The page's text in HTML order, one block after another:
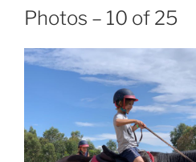
Photos – 10 of 25